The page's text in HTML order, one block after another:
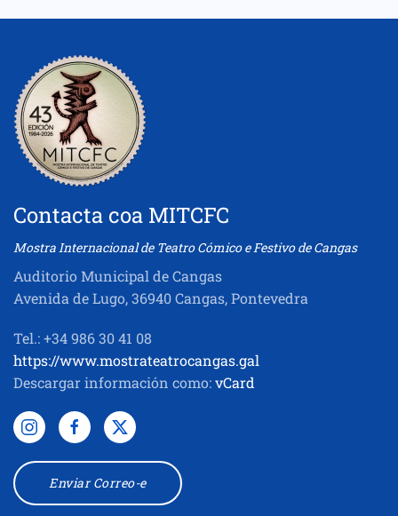
Contacta coa MITCFC
Mostra Internacional de Teatro Cómico e Festivo de Cangas
Auditorio Municipal de Cangas
Avenida de Lugo, 36940 Cangas, Pontevedra
Tel.: +34 986 30 41 08
https://www.mostrateatrocangas.gal
Descargar información como:vCard
Enviar Correo-e